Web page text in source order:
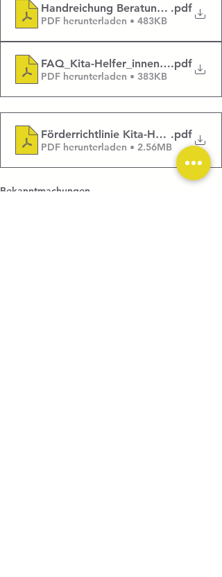
Handreichung Beratungsbögen
.pdf
PDF herunterladen • 483KB
FAQ_Kita-Helfer_innen 2026-27
.pdf
PDF herunterladen • 383KB
Förderrichtlinie Kita-Helfer_innen
.pdf
PDF herunterladen • 2.56MB
Bekanntmachungen